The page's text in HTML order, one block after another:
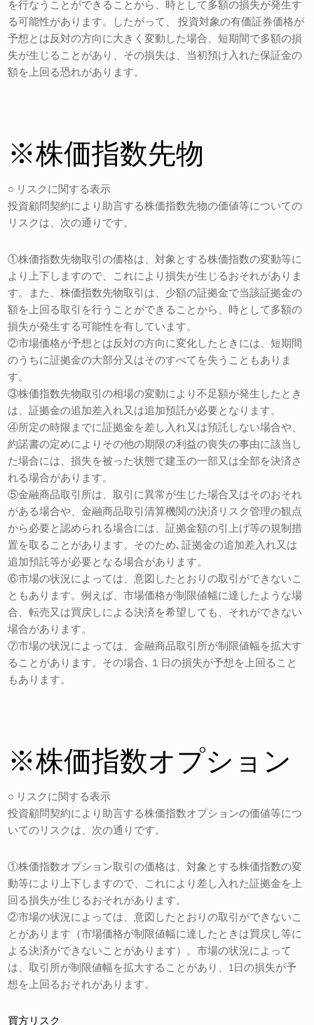
を行なうことができることから、時として多額の損失が発生す
る可能性があります。したがって、 投資対象の有価証券価格が
予想とは反対の方向に大きく変動した場合、短期間で多額の損
失が生じることがあり、その損失は、当初預け入れた保証金の
額を上回る恐れがあります。
※株価指数先物
○ リスクに関する表示
投資顧問契約により助言する株価指数先物の価値等についての
リスクは、次の通りです。
①株価指数先物取引の価格は、対象とする株価指数の変動等に
より上下しますので、これにより損失が生じるおそれがありま
す。また、株価指数先物取引は、少額の証拠金で当該証拠金の
額を上回る取引を行うことができることから、時として多額の
損失が発生する可能性を有しています。
②市場価格が予想とは反対の方向に変化したときには、短期間
のうちに証拠金の大部分又はそのすべてを失うこともありま
す。
③株価指数先物取引の相場の変動により不足額が発生したとき
は、証拠金の追加差入れ又は追加預託が必要となります。
④所定の時限までに証拠金を差し入れ又は預託しない場合や、
約諾書の定めによりその他の期限の利益の喪失の事由に該当し
た場合には、損失を被った状態で建玉の一部又は全部を決済さ
れる場合があります。
⑤金融商品取引所は、取引に異常が生じた場合又はそのおそれ
がある場合や、金融商品取引清算機関の決済リスク管理の観点
から必要と認められる場合には、証拠金額の引上げ等の規制措
置を取ることがあります。そのため､証拠金の追加差入れ又は
追加預託等が必要となる場合があります。
⑥市場の状況によっては、意図したとおりの取引ができないこ
ともあります。例えば、市場価格が制限値幅に達したような場
合、転売又は買戻しによる決済を希望しても、それができない
場合があります。
⑦市場の状況によっては、金融商品取引所が制限値幅を拡大す
ることがあります。その場合､１日の損失が予想を上回ること
もあります。
※株価指数オプション
○ リスクに関する表示
投資顧問契約により助言する株価指数オプションの価値等につ
いてのリスクは、次の通りです。
①株価指数オプション取引の価格は、対象とする株価指数の変
動等により上下しますので、これにより差し入れた証拠金を上
回る損失が生じるおそれがあります。
②市場の状況によっては、意図したとおりの取引ができないこ
とがあります（市場価格が制限値幅に達したときは買戻し等に
よる決済ができないことがあります）。市場の状況によって
は、取引所が制限値幅を拡大することがあり、1日の損失が予
想を上回るおそれがあります。
買方リスク